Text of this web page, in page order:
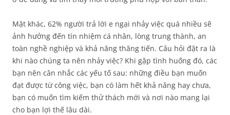
Mặt khác, 62% người trả lời e ngại nhảy việc quá nhiều sẽ
ảnh hưởng đến tín nhiệm cá nhân, lòng trung thành, an
toàn nghề nghiệp và khả năng thăng tiến. Câu hỏi đặt ra là
khi nào chúng ta nên nhảy việc? Khi gặp tình huống đó, các
bạn nên cân nhắc các yếu tố sau: những điều bạn muốn
đạt được từ công việc, bạn có làm hết khả năng hay chưa,
bạn có muốn tìm kiếm thử thách mới và nơi nào mang lại
cho bạn lợi thế lâu dài.